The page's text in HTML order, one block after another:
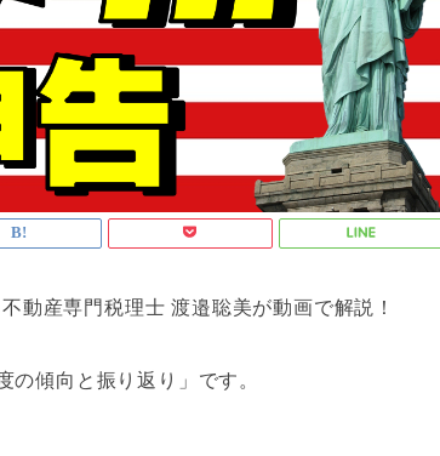
動産専門税理士 渡邉聡美が動画で解説！
傾向と振り返り」です。